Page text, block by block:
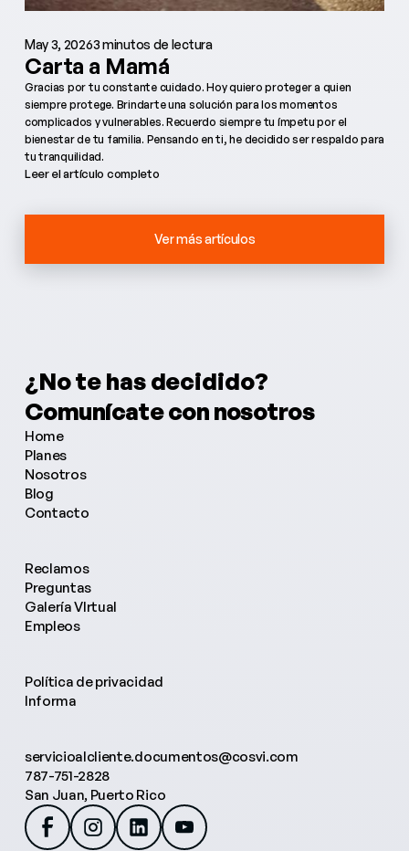
May 3, 20263 minutos de lectura
Carta a Mamá
Gracias por tu constante cuidado. Hoy quiero proteger a quien
siempre protege. Brindarte una solución para los momentos
complicados y vulnerables. Recuerdo siempre tu ímpetu por el
bienestar de tu familia. Pensando en ti, he decidido ser respaldo para
tu tranquilidad.
Leer el artículo completo
Ver más artículos
¿No te has decidido?
¿Necesitas más información?
¿Tienes alguna pregunta?
Comunícate con nosotros
Home
Planes
Nosotros
Blog
Contacto
Reclamos
Preguntas
Galería VIrtual
Empleos
Política de privacidad
Informa
servicioalcliente.documentos@cosvi.com
787-751-2828
San Juan, Puerto Rico